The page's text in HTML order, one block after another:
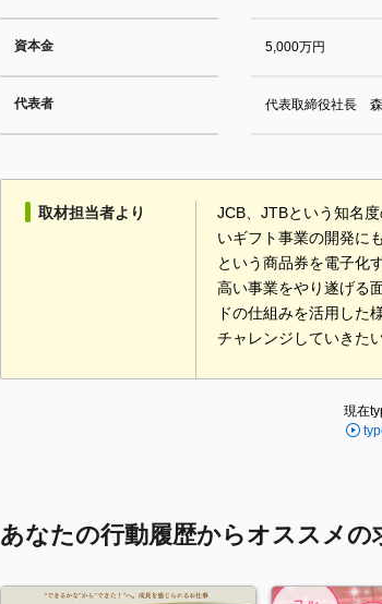
資本金 5,000万円
代表者 代表取締役社長
取材担当者より
JCB、JTBという知名
いギフト事業の開発に
という商品券を電子化
高い事業をやり遂げる
ドの仕組みを活用した
チャレンジしていきた
現在
あなたの行動履歴からオススメの